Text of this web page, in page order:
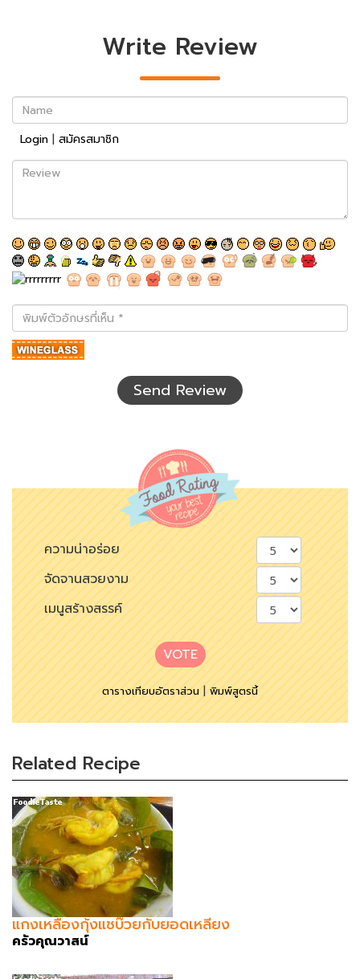
Write Review
Name
Login | สมัครสมาชิก
Review
พิมพ์
ตัว
อักษร
ที่
Send Review
ความน่าอร่อย
จัดจานสวยงาม
เมนูสร้างสรรค์
VOTE
ตารางเทียบอัตราส่วน|พิมพ์สูตรนี้
Related Recipe
แกงเหลืองกุ้งแชบ๊วยกับยอดเหลียง
ครัวคุณวาสน์